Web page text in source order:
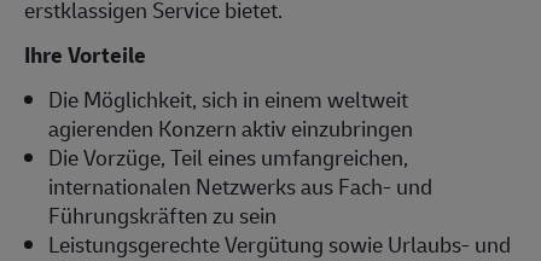
erstklassigen Service bietet.
Ihre Vorteile
Die Möglichkeit, sich in einem weltweit
agierenden Konzern aktiv einzubringen
Die Vorzüge, Teil eines umfangreichen,
internationalen Netzwerks aus Fach- und
Führungskräften zu sein
Leistungsgerechte Vergütung sowie Urlaubs- und